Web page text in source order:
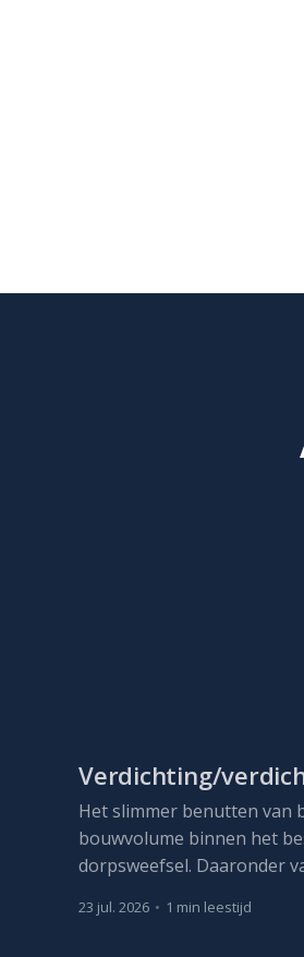
Verdichting/
Het slimmer benutten van
bouwvolume binnen het
dorpsweefsel. Daaronder
vervangbouw met meer
23 jul. 2026 • 1 min leestijd